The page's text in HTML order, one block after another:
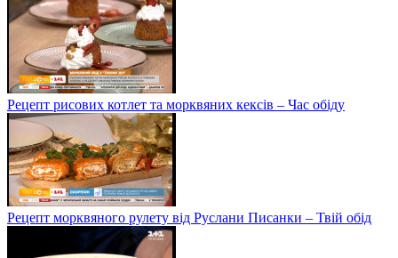
Рецепт рисових котлет та морквяних кексів – Час обіду
Рецепт морквяного рулету від Руслани Писанки – Твій обід